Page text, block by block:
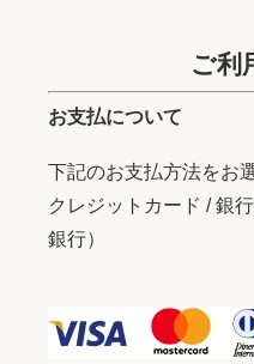
ご利
お支払について
下記のお支払方法をお
クレジットカード / 銀
銀行）